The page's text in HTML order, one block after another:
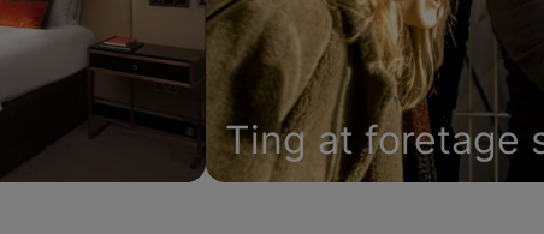
Ting at foretage